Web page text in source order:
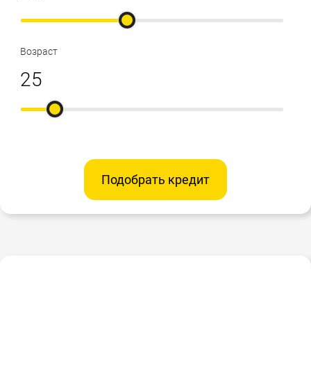
Возраст
Подобрать кредит